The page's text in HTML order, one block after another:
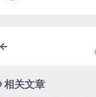
相关文章